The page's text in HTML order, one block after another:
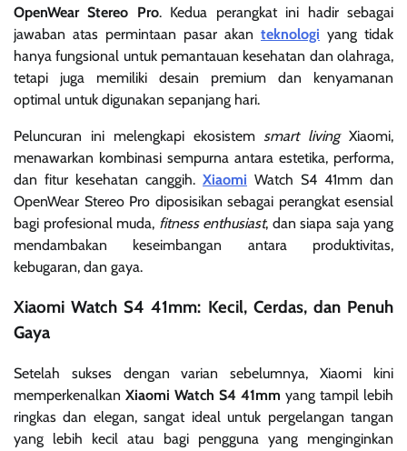
OpenWear Stereo Pro. Kedua perangkat ini hadir sebagai
jawaban atas permintaan pasar akan teknologi yang tidak
hanya fungsional untuk pemantauan kesehatan dan olahraga,
tetapi juga memiliki desain premium dan kenyamanan
optimal untuk digunakan sepanjang hari.
Peluncuran ini melengkapi ekosistem smart livingXiaomi,
menawarkan kombinasi sempurna antara estetika, performa,
dan fitur kesehatan canggih. Xiaomi Watch S4 41mm dan
OpenWear Stereo Pro diposisikan sebagai perangkat esensial
bagi profesional muda, fitness enthusiast, dan siapa saja yang
mendambakan keseimbangan antara produktivitas,
kebugaran, dan gaya.
Xiaomi Watch S4 41mm: Kecil, Cerdas, dan Penuh
Gaya
Setelah sukses dengan varian sebelumnya, Xiaomi kini
memperkenalkan Xiaomi Watch S4 41mm yang tampil lebih
ringkas dan elegan, sangat ideal untuk pergelangan tangan
yang lebih kecil atau bagi pengguna yang menginginkan